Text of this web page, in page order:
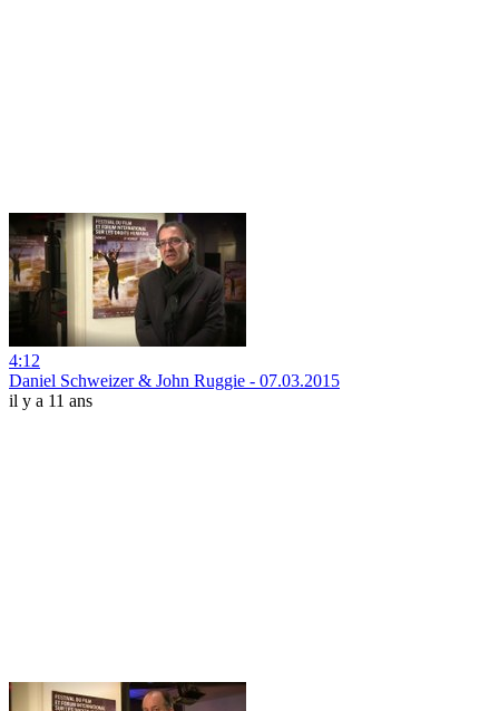
4:12
Daniel Schweizer & John Ruggie - 07.03.2015
il y a 11 ans